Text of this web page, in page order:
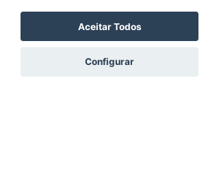
Aceitar Todos
Configurar